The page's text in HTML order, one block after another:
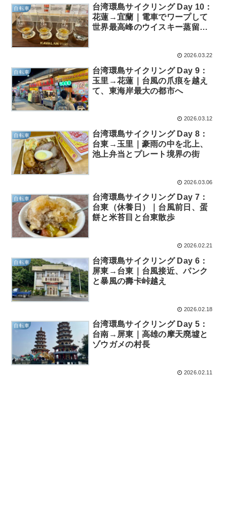
自転車
台湾環島サイクリング Day 10：
花蓮→宜蘭｜電車でワープして
世界最高峰のウイスキー蒸留所
2026.03.22
自転車
台湾環島サイクリング Day 9：
玉里→花蓮｜台風の爪痕を越え
て、東海岸最大の都市へ
2026.03.12
自転車
台湾環島サイクリング Day 8：
台東→玉里｜豪雨の中を北上、
池上弁当とプレート境界の街
2026.03.06
自転車
台湾環島サイクリング Day 7：
台東（休養日）｜台風前日、蛋
餅と米苔目と台東散歩
2026.02.21
自転車
台湾環島サイクリング Day 6：
屏東→台東｜台風接近、パンク
と暴風の壽卡峠越え
2026.02.18
自転車
台湾環島サイクリング Day 5：
台南→屏東｜高雄の摩天廃墟と
ゾウガメの村長
2026.02.11